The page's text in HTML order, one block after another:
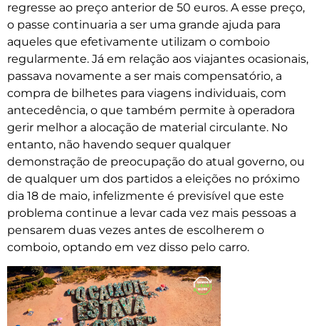
regresse ao preço anterior de 50 euros. A esse preço,
o passe continuaria a ser uma grande ajuda para
aqueles que efetivamente utilizam o comboio
regularmente. Já em relação aos viajantes ocasionais,
passava novamente a ser mais compensatório, a
compra de bilhetes para viagens individuais, com
antecedência, o que também permite à operadora
gerir melhor a alocação de material circulante. No
entanto, não havendo sequer qualquer
demonstração de preocupação do atual governo, ou
de qualquer um dos partidos a eleições no próximo
dia 18 de maio, infelizmente é previsível que este
problema continue a levar cada vez mais pessoas a
pensarem duas vezes antes de escolherem o
comboio, optando em vez disso pelo carro.